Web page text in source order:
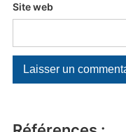
Site web